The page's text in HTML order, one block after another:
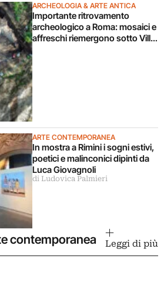
ARCHEOLOGIA & ARTE ANTICA
Importante ritrovamento
archeologico a Roma: mosaici e
affreschi riemergono sotto Villa
ARTE CONTEMPORANEA
In mostra a Rimini i sogni estivi,
poetici e malinconici dipinti da
Luca Giovagnoli
di Ludovica Palmieri
contemporanea Leggi di più